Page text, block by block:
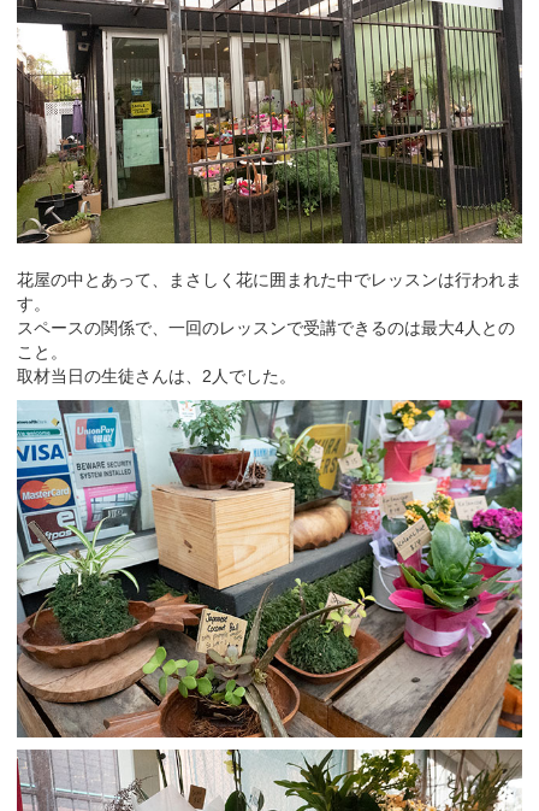
花屋の中とあって、まさしく花に囲まれた中でレッスンは行われま
す。
スペースの関係で、一回のレッスンで受講できるのは最大4人との
こと。
取材当日の生徒さんは、2人でした。